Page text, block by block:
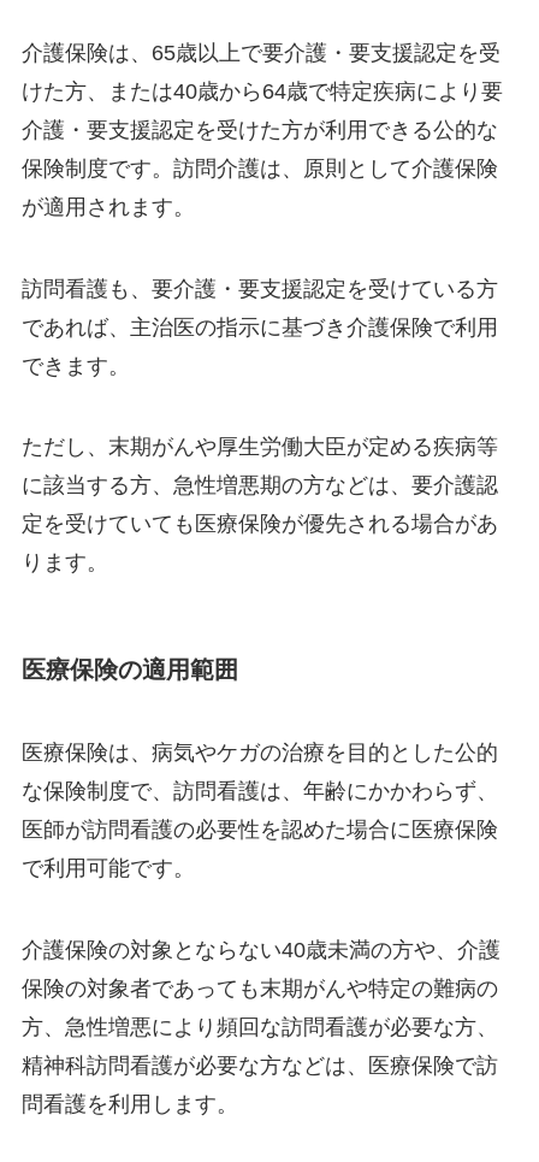
介護保険は、65歳以上で要介護・要支援認定を受
けた方、または40歳から64歳で特定疾病により要
介護・要支援認定を受けた方が利用できる公的な
保険制度です。訪問介護は、原則として介護保険
が適用されます。
訪問看護も、要介護・要支援認定を受けている方
であれば、主治医の指示に基づき介護保険で利用
できます。
ただし、末期がんや厚生労働大臣が定める疾病等
に該当する方、急性増悪期の方などは、要介護認
定を受けていても医療保険が優先される場合があ
ります。
医療保険の適用範囲
医療保険は、病気やケガの治療を目的とした公的
な保険制度で、訪問看護は、年齢にかかわらず、
医師が訪問看護の必要性を認めた場合に医療保険
で利用可能です。
介護保険の対象とならない40歳未満の方や、介護
保険の対象者であっても末期がんや特定の難病の
方、急性増悪により頻回な訪問看護が必要な方、
精神科訪問看護が必要な方などは、医療保険で訪
問看護を利用します。